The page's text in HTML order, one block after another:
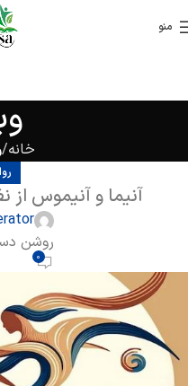
منو
خانه
آنیما و آنیموس از
روشن دسامبر
0